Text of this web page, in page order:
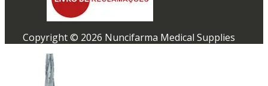
Copyright © 2026 Nuncifarma Medical Supplies